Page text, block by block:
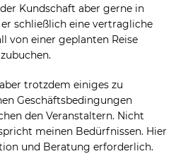
Kundschaft aber gerne in
schließlich eine vertragliche
von einer geplanten Reise
trotzdem einiges zu
Geschäftsbedingungen
den Veranstaltern. Nicht
meinen Bedürfnissen. Hier
und Beratung erforderlich.